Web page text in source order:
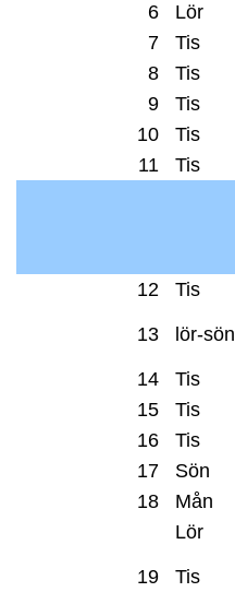
6
Lör
7
Tis
8
Tis
9
Tis
10
Tis
11
Tis
12 Tis
13 lör-sön
14 Tis
15
Tis
16
Tis
17
Sön
18
Mån
Lör
19 Tis